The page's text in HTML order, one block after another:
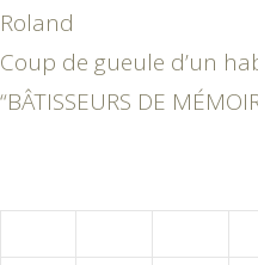
Roland
Coup de gueule d’un
“BÂTISSEURS DE